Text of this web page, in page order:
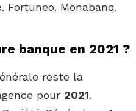
. Fortuneo. Monabanq.
banque en 2021 ?
reste la
pour 2021.